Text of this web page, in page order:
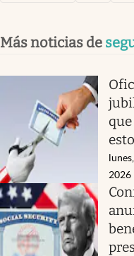
Más noticias de
2026